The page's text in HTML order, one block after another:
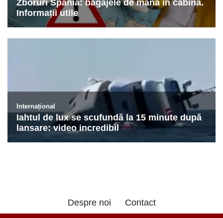
Despre noi Contact